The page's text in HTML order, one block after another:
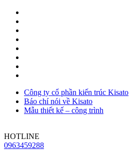
Công ty cổ phần kiến trúc Kisato
Báo chí nói về Kisato
Mẫu thiết kế – công trình
HOTLINE
0963459288